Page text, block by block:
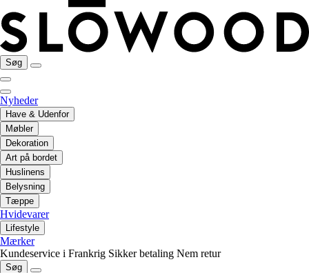
Søg
Nyheder
Have & Udenfor
Møbler
Dekoration
Art på bordet
Huslinens
Belysning
Tæppe
Hvidevarer
Lifestyle
Mærker
Kundeservice i Frankrig Sikker betaling Nem retur
Søg